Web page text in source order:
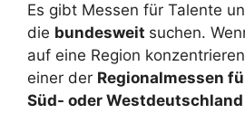
Es gibt Messen für Talente
die bundesweit suchen.
auf eine Region
einer der Regionalmessen
Süd- oder Westdeutschland